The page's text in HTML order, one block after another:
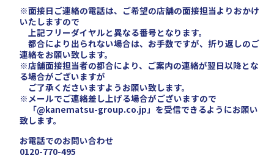
※面接日ご連絡の電話は、ご希望の店舗の面接担当よりおかけ
いたしますので
上記フリーダイヤルと異なる番号となります。
都合により出られない場合は、お手数ですが、折り返しのご
連絡をお願い致します。
※店舗面接担当者の都合により、ご案内の連絡が翌日以降とな
る場合がございますが
ご了承くださいますようお願い致します。
※メールでご連絡差し上げる場合がございますので
「@kanematsu-group.co.jp」を受信できるようにお願い
致します。
お電話でのお問い合わせ
0120-770-495